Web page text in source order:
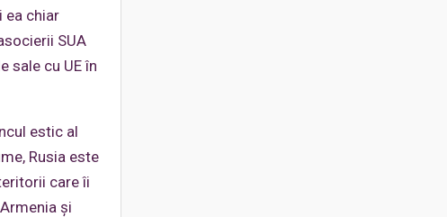
ea chiar
SUA
sale cu UE în
estic al
Rusia este
care îi
și